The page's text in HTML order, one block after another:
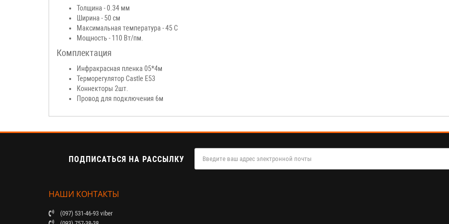
Толщина - 0.34 мм
Ширина - 50 см
Максимальная температура - 45 С
Мощность - 110 Вт/пм.
Комплектация
Инфракрасная пленка 05*4м
Терморегулятор Castle E53
Коннекторы 2шт.
Провод для подключения 6м
ПОДПИСАТЬСЯ НА РАССЫЛКУ
НАШИ КОНТАКТЫ
(097) 531-46-93 viber